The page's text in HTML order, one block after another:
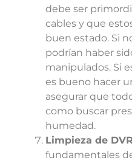
debe ser
cables y que
buen estado. Si
podrían haber
manipulados. Si
es bueno hacer
asegurar que
como buscar
humedad.
Limpieza de DVR
fundamentales